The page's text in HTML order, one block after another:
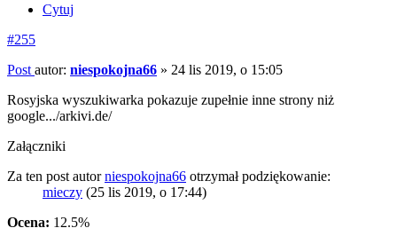
Cytuj
#255
Post autor: niespokojna66 » 24 lis 2019, o 15:05
Rosyjska wyszukiwarka pokazuje zupełnie inne strony niż
google.../arkivi.de/
Załączniki
Za ten post autorniespokojna66 otrzymał podziękowanie:
mieczy (25 lis 2019, o 17:44)
Ocena: 12.5%